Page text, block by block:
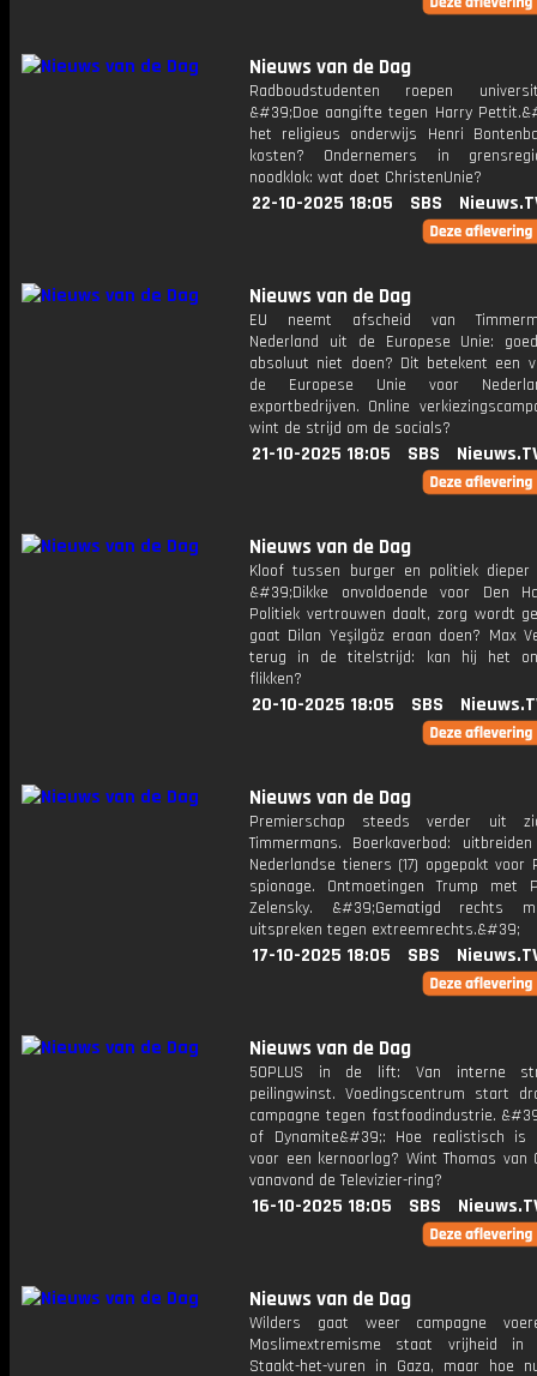
Nieuws van de Dag
Radboudstudenten roepen
&#39;Doe aangifte tegen Harry
het religieus onderwijs Henri
kosten? Ondernemers in
noodklok: wat doet ChristenUnie?
22-10-2025 18:05 SBS
Nieuws van de Dag
EU neemt afscheid van
Nederland uit de Europese Unie:
absoluut niet doen? Dit betekent een
de Europese Unie voor
exportbedrijven. Online
wint de strijd om de socials?
21-10-2025 18:05 SBS
Nieuws van de Dag
Kloof tussen burger en politiek
&#39;Dikke onvoldoende voor Den
Politiek vertrouwen daalt, zorg wordt
gaat Dilan Yeşilgöz eraan doen? Max
terug in de titelstrijd: kan hij het
flikken?
20-10-2025 18:05 SBS
Nieuws van de Dag
Premierschap steeds verder uit
Timmermans. Boerkaverbod:
Nederlandse tieners (17) opgepakt voor
spionage. Ontmoetingen Trump met
Zelensky. &#39;Gematigd rechts
uitspreken tegen extreemrechts.&#39;
17-10-2025 18:05 SBS
Nieuws van de Dag
50PLUS in de lift: Van interne
peilingwinst. Voedingscentrum start
campagne tegen fastfoodindustrie.
of Dynamite&#39;: Hoe realistisch is
voor een kernoorlog? Wint Thomas van
vanavond de Televizier-ring?
16-10-2025 18:05 SBS
Nieuws van de Dag
Wilders gaat weer campagne
Moslimextremisme staat vrijheid
Staakt-het-vuren in Gaza, maar hoe